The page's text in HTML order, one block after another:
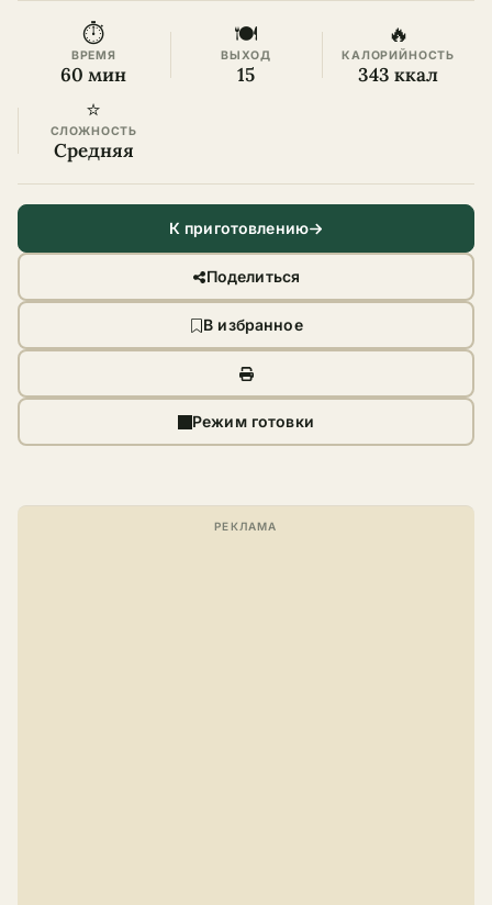
⏱
ВРЕМЯ
60 мин
🍽
ВЫХОД
15
🔥
КАЛОРИЙНОСТЬ
343 ккал
⭐
СЛОЖНОСТЬ
Средняя
К приготовлению
Поделиться
В избранное
Режим готовки